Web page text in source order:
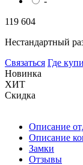
119 604
Нестандартный
Связаться Где
Новинка
ХИТ
Скидка
Описание
Описание
Замки
Отзывы